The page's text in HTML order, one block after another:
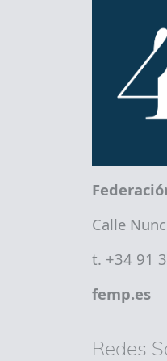
Calle
t. +34 91
femp.es
Redes